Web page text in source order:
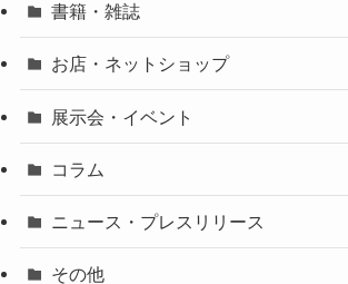
書籍・雑誌
お店・ネットショップ
展示会・イベント
コラム
ニュース・プレスリリース
その他